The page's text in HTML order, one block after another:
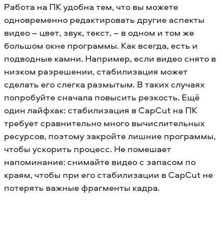
Работа на ПК удобна тем, что вы можете
одновременно редактировать другие аспекты
видео – цвет, звук, текст, – в одном и том же
большом окне программы. Как всегда, есть и
подводные камни. Например, если видео снято в
низком разрешении, стабилизация может
сделать его слегка размытым. В таких случаях
попробуйте сначала повысить резкость. Ещё
один лайфхак: стабилизация в CapCut на ПК
требует сравнительно много вычислительных
ресурсов, поэтому закройте лишние программы,
чтобы ускорить процесс. Не помешает
напоминание: снимайте видео с запасом по
краям, чтобы при его стабилизации в CapCut не
потерять важные фрагменты кадра.